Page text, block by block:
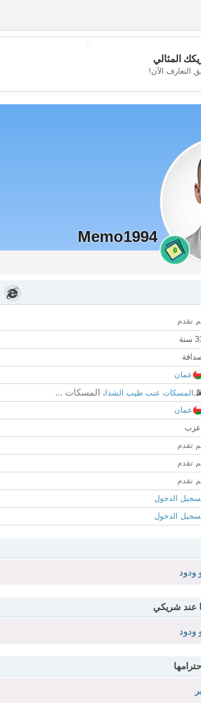
المثالي
التعارف الآن!
0
Memo1994
تقدم
سنة
عمان
المسكات عنب طيب الشذا ، المسكات ...
عمان
تقدم
تقدم
تقدم
الدخول
الدخول
ودود
عند شريكي
ودود